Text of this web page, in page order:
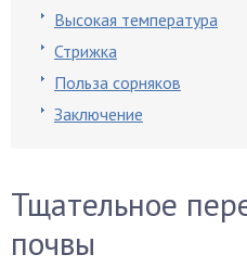
Высокая температура
Стрижка
Польза сорняков
Заключение
Тщательное
почвы